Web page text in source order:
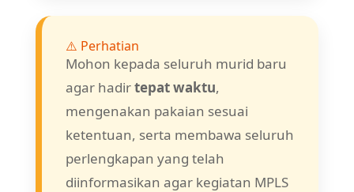
⚠️ Perhatian
Mohon kepada seluruh murid baru
agar hadirtepat waktu,
mengenakan pakaian sesuai
ketentuan, serta membawa seluruh
perlengkapan yang telah
diinformasikan agar kegiatan MPLS